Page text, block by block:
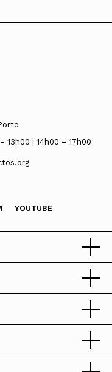
13h00 | 14h00 – 17h00
YOUTUBE